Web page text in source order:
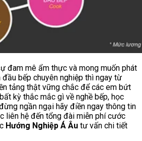
đam mê ẩm thực và mong muốn phát
bếp chuyên nghiệp thì ngay từ
tảng thật vững chắc để các em bứt
kỳ thắc mắc gì về nghề bếp, học
ngần ngại hãy điền ngay thông tin
liên hệ đến tổng đài miễn phí cước
Hướng Nghiệp Á Âu tư vấn chi tiết